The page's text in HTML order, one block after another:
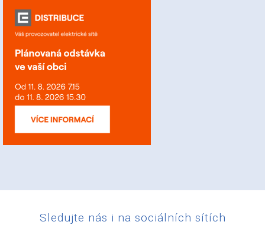
Sledujte nás i na sociálních sítích